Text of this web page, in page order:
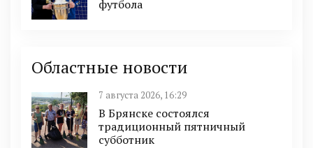
футбола
Областные новости
7 августа 2026, 16:29
В Брянске состоялся
традиционный пятничный
субботник